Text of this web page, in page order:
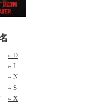
» D
» I
» N
» S
» X